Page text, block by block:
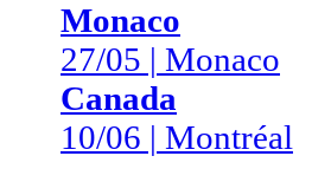
Monaco
27/05 | Monaco
Canada
10/06 | Montréal